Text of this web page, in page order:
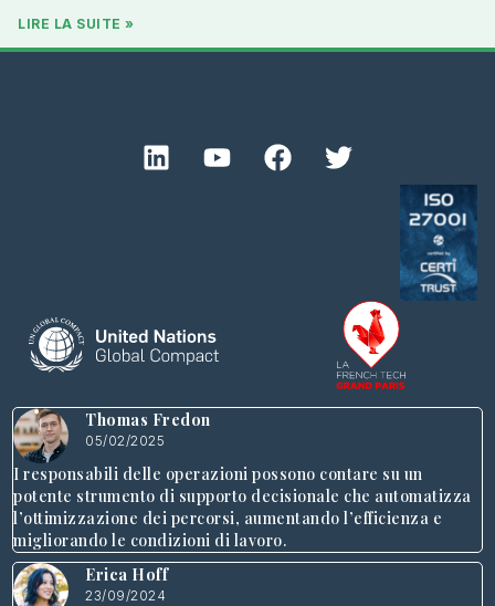
LIRE LA SUITE »
Thomas Fredon
05/02/2025
I responsabili delle operazioni possono contare su un
potente strumento di supporto decisionale che automatizza
l’ottimizzazione dei percorsi, aumentando l’efficienza e
migliorando le condizioni di lavoro.
Erica Hoff
23/09/2024